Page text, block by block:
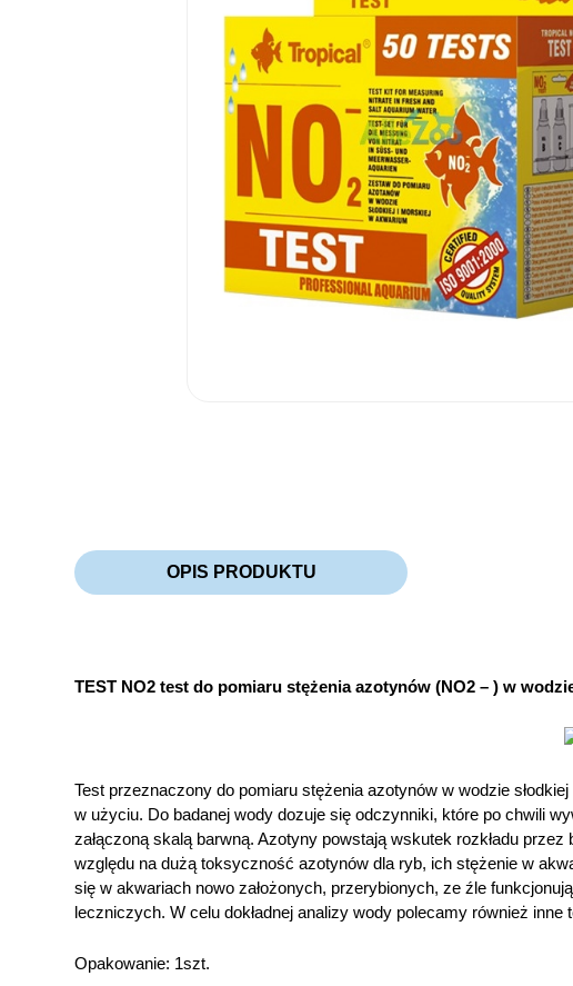
OPIS PRODUKTU
TEST NO2 test do pomiaru stężenia azotynów (NO2 – ) w
Test przeznaczony do pomiaru stężenia azotynów w wodzie
w użyciu. Do badanej wody dozuje się odczynniki, które po chwili
załączoną skalą barwną. Azotyny powstają wskutek rozkładu
względu na dużą toksyczność azotynów dla ryb, ich stężenie w
się w akwariach nowo założonych, przerybionych, ze źle
leczniczych. W celu dokładnej analizy wody polecamy również inne
Opakowanie: 1szt.